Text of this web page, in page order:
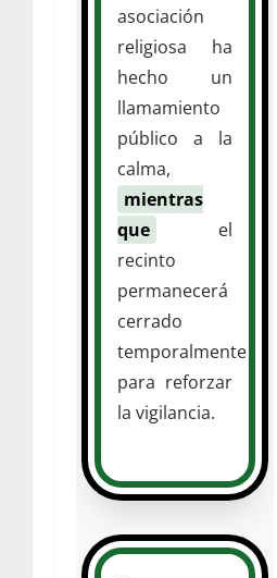
asociación
religiosa ha
hecho un
llamamiento
público a la
calma,
mientras
que
el
recinto
permanecerá
cerrado
temporalmente
para reforzar
la vigilancia.